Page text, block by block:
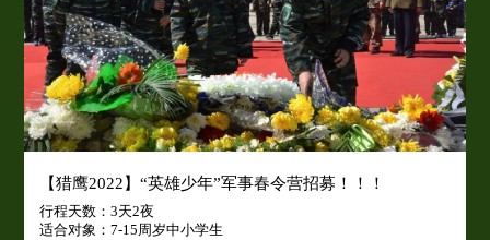
【猎鹰2022】“英雄少年”军事春令营招募！！！
行程天数：3天2夜
适合对象：7-15周岁中小学生